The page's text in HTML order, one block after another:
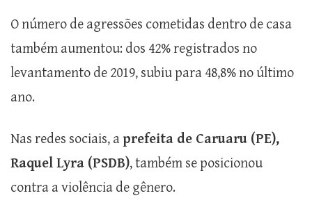
O número de agressões cometidas dentro de casa
também aumentou: dos 42% registrados no
levantamento de 2019, subiu para 48,8% no último
ano.
Nas redes sociais, aprefeita de Caruaru (PE),
Raquel Lyra (PSDB), também se posicionou
contra a violência de gênero.